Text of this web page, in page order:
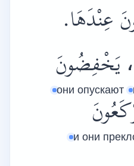
عِنْدَهَا.
يَخْفِضُونَ
они опускают
и они